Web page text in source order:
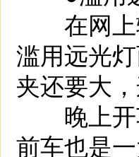
在网上
滥用远光
夹还要大
晚上开
前车也是